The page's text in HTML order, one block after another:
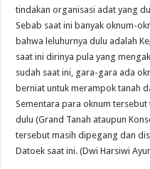
tindakan organisasi adat yang
Sebab saat ini banyak oknum-
bahwa leluhurnya dulu adalah
saat ini dirinya pula yang
sudah saat ini, gara-gara ada
berniat untuk merampok tanah
Sementara para oknum
dulu (Grand Tanah ataupun
tersebut masih dipegang dan
Datoek saat ini. (Dwi Harsiwi